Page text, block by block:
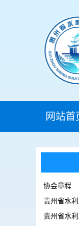
网站首
协会章程
贵州省水
贵州省水